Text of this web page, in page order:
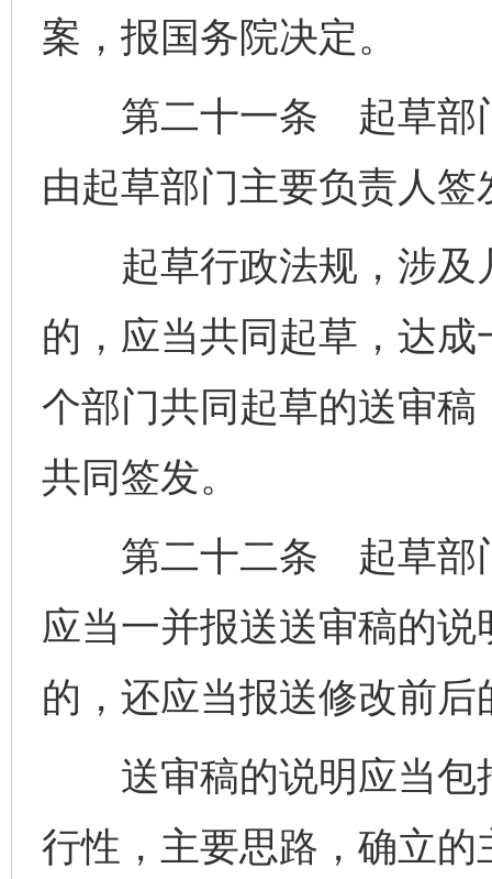
案，报国务院决定。
第二十一条 起草部门
由起草部门主要负责人签
起草行政法规，涉及
的，应当共同起草，达
个部门共同起草的送审
共同签发。
第二十二条 起草部门
应当一并报送送审稿的
的，还应当报送修改前后
送审稿的说明应当包
行性，主要思路，确立